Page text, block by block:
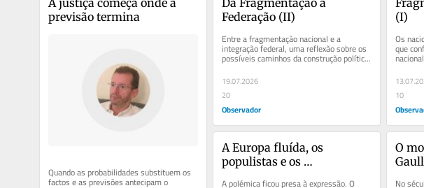
previsão termina
Quando as probabilidades substituem os
factos e as previsões antecipam o
Federação (II)
Entre a fragmentação nacional e a
integração federal, uma reflexão sobre os
possíveis caminhos da construção política
europeia.
19.07.2026
20
Observador
(I)
Os
que
10
A Europa fluída, os
populistas e os
A polémica ficou presa à expressão. O
O
No